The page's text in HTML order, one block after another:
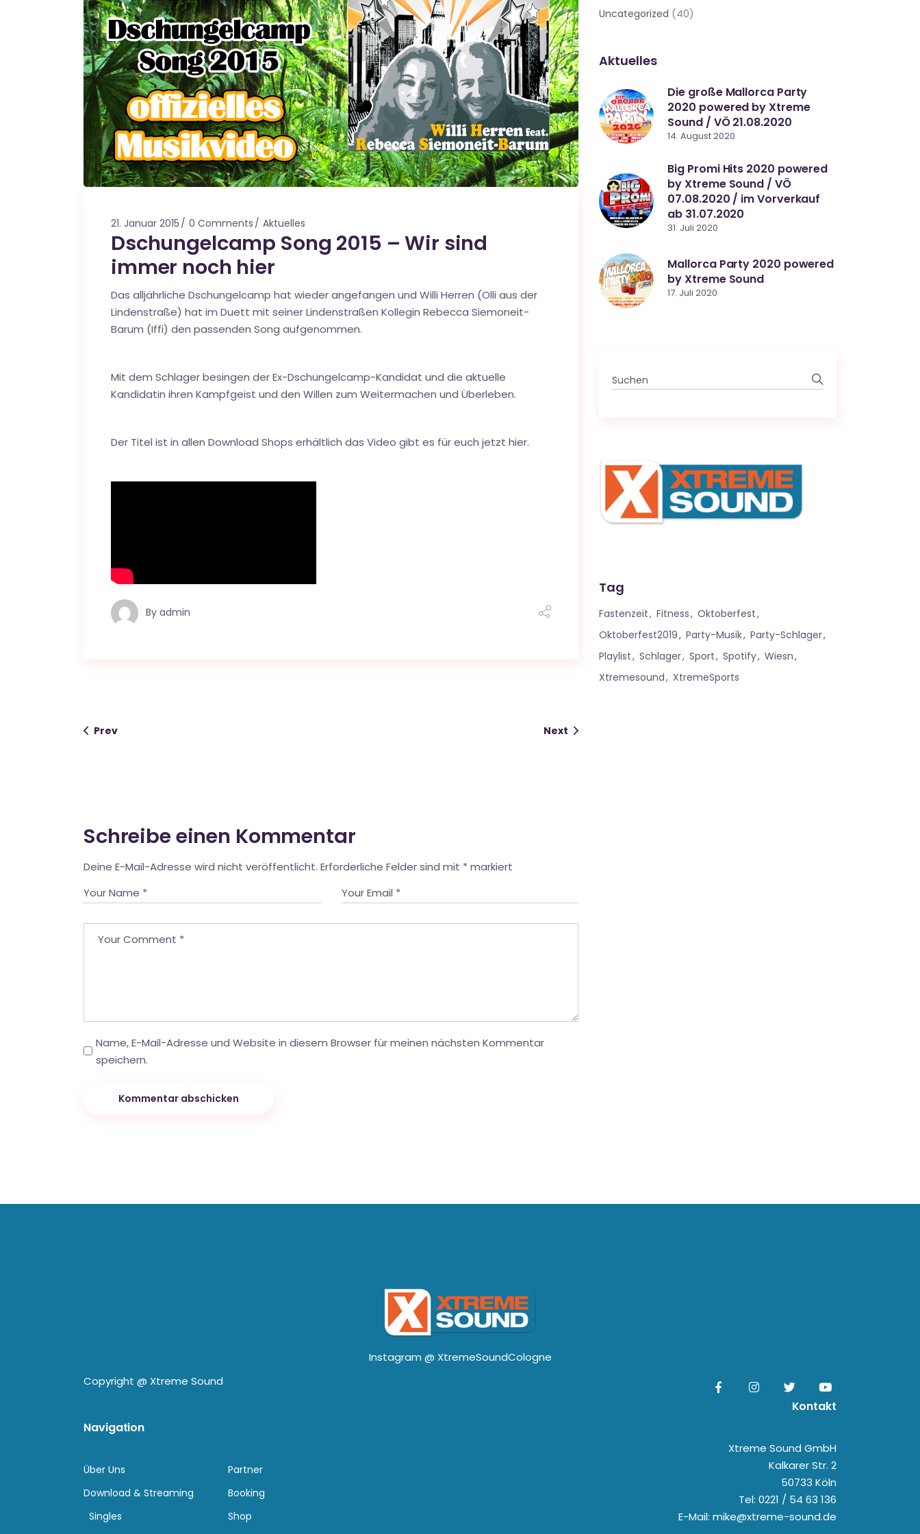
21. Januar 2015 0 Comments Aktuelles
Dschungelcamp Song 2015 – Wir sind
immer noch hier
Das alljährliche Dschungelcamp hat wieder angefangen und Willi Herren (Olli aus der
Lindenstraße) hat im Duett mit seiner Lindenstraßen Kollegin Rebecca Siemoneit-
Barum (Iffi) den passenden Song aufgenommen.
Mit dem Schlager besingen der Ex-Dschungelcamp-Kandidat und die aktuelle
Kandidatin ihren Kampfgeist und den Willen zum Weitermachen und Überleben.
Der Titel ist in allen Download Shops erhältlich das Video gibt es für euch jetzt hier.
By admin
Prev Next
Schreibe einen Kommentar
Deine E-Mail-Adresse wird nicht veröffentlicht. Erforderliche Felder sind mit * markiert
Name, E-Mail-Adresse und Website in diesem Browser für meinen nächsten Kommentar
speichern.
Kommentar abschicken
Uncategorized (40)
Aktuelles
Die große Mallorca Party
2020 powered by Xtreme
Sound / VÖ 21.08.2020
14. August 2020
Big Promi Hits 2020 powered
by Xtreme Sound / VÖ
07.08.2020 / im Vorverkauf
ab 31.07.2020
31. Juli 2020
Mallorca Party 2020 powered
by Xtreme Sound
17. Juli 2020
Search
for:
Tag
Fastenzeit Fitness
Oktoberfest
Oktoberfest2019
Party-Musik
Party-Schlager
Playlist
Schlager Sport Spotify
Wiesn
Xtremesound
XtremeSports
Instagram @ XtremeSoundCologne
Copyright @ Xtreme Sound
Navigation
Über Uns
Download & Streaming
Singles
Partner
Booking
Shop
Kontakt
Xtreme Sound GmbH
Kalkarer Str. 2
50733 Köln
Tel: 0221 / 54 63 136
E-Mail: mike@xtreme-sound.de